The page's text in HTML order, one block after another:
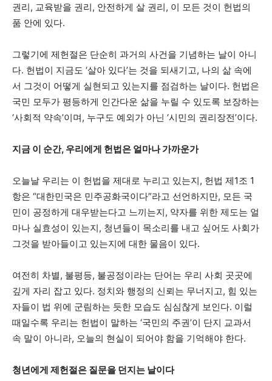
권리, 교육받을 권리, 안전하게 살 권리, 이 모든 것이 헌법의
품 안에 있다.
그렇기에 제헌절은 단순히 과거의 사건을 기념하는 날이 아니
다. 헌법이 지금도 ‘살아 있다’는 것을 되새기고, 나의 삶 속에
서 그것이 어떻게 실현되고 있는지를 점검하는 날이다. 헌법은
국민 모두가 평등하게 인간다운 삶을 누릴 수 있도록 보장하는
‘사회적 약속’이며, 누구도 예외가 아닌 ‘시민의 권리장전’이다.
지금 이 순간, 우리에게 헌법은 얼마나 가까운가
오늘날 우리는 이 헌법을 제대로 누리고 있는지, 헌법 제1조 1
항은 “대한민국은 민주공화국이다”라고 선언하지만, 모든 국
민이 공정하게 대우받는다고 느끼는지, 약자를 위한 제도는 얼
마나 실효성이 있는지, 청년들이 목소리를 내고 싶어도 사회가
그것을 받아들이고 있는지에 대한 물음이 있다.
여전히 차별, 불평등, 불공정이라는 단어는 우리 사회 곳곳에
깊게 자리 잡고 있다. 정치와 행정의 신뢰는 무너지고, 힘 있는
자들이 법 위에 군림하는 듯한 모습도 심심찮게 보인다. 이럴
때일수록 우리는 헌법이 말하는 ‘국민의 주권’이 단지 교과서
속 말이 아니라, 오늘의 현실이 되어야 함을 기억해야 한다.
청년에게 제헌절은 질문을 던지는 날이다